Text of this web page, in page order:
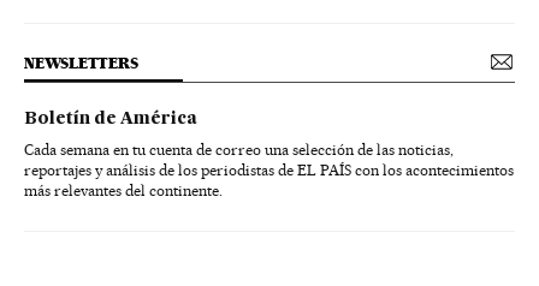
NEWSLETTERS
Boletín de América
Cada semana en tu cuenta de correo una selección de las noticias,
reportajes y análisis de los periodistas de EL PAÍS con los acontecimientos
más relevantes del continente.